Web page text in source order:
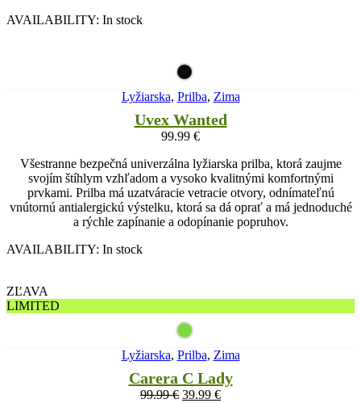
AVAILABILITY: In stock
Lyžiarska, Prilba, Zima
Uvex Wanted
99.99 €
Všestranne bezpečná univerzálna lyžiarska prilba, ktorá zaujme
svojím štíhlym vzhľadom a vysoko kvalitnými komfortnými
prvkami. Prilba má uzatváracie vetracie otvory, odnímateľnú
vnútornú antialergickú výstelku, ktorá sa dá oprať a má jednoduché
a rýchle zapínanie a odopínanie popruhov.
AVAILABILITY: In stock
ZĽAVA
LIMITED
Lyžiarska, Prilba, Zima
Carera C Lady
99.99€ 39.99 €